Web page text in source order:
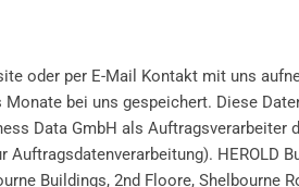
oder per E-Mail Kontakt mit uns
bei uns gespeichert. Diese
Data GmbH als
Auftragsdatenverarbeitung).
Buildings, 2nd Floore,